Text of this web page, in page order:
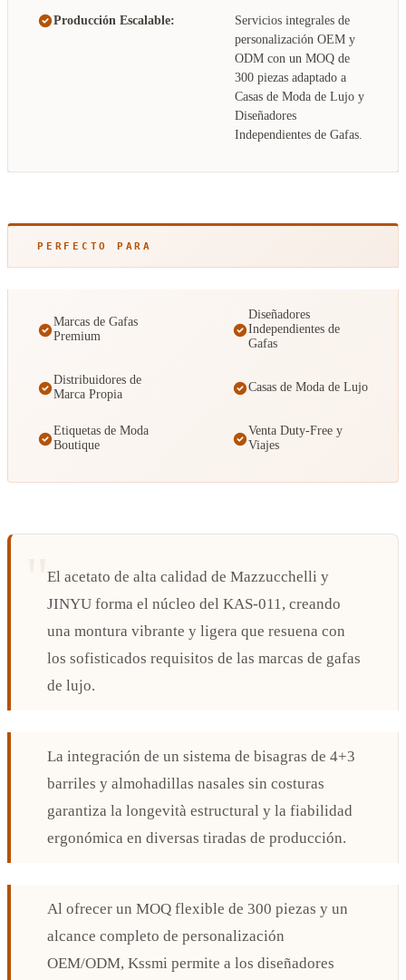
Producción Escalable:
Servicios integrales de
personalización OEM y
ODM con un MOQ de
300 piezas adaptado a
Casas de Moda de Lujo y
Diseñadores
Independientes de Gafas.
PERFECTO PARA
Marcas de Gafas
Premium
Diseñadores
Independientes de
Gafas
Distribuidores de
Marca Propia
Casas de Moda de Lujo
Etiquetas de Moda
Boutique
Venta Duty-Free y
Viajes
El acetato de alta calidad de Mazzucchelli y
JINYU forma el núcleo del KAS-011, creando
una montura vibrante y ligera que resuena con
los sofisticados requisitos de las marcas de gafas
de lujo.
La integración de un sistema de bisagras de 4+3
barriles y almohadillas nasales sin costuras
garantiza la longevità estructural y la fiabilidad
ergonómica en diversas tiradas de producción.
Al ofrecer un MOQ flexible de 300 piezas y un
alcance completo de personalización
OEM/ODM, Kssmi permite a los diseñadores